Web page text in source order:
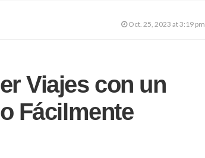
Oct. 25, 2023 at 3:19 pm
Viajes con un
Fácilmente